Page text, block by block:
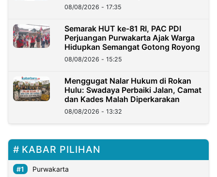
08/08/2026 - 17:35
Semarak HUT ke-81 RI, PAC PDI
Perjuangan Purwakarta Ajak Warga
Hidupkan Semangat Gotong Royong
08/08/2026 - 15:25
Menggugat Nalar Hukum di Rokan
Hulu: Swadaya Perbaiki Jalan, Camat
dan Kades Malah Diperkarakan
08/08/2026 - 13:32
KABAR PILIHAN
Purwakarta